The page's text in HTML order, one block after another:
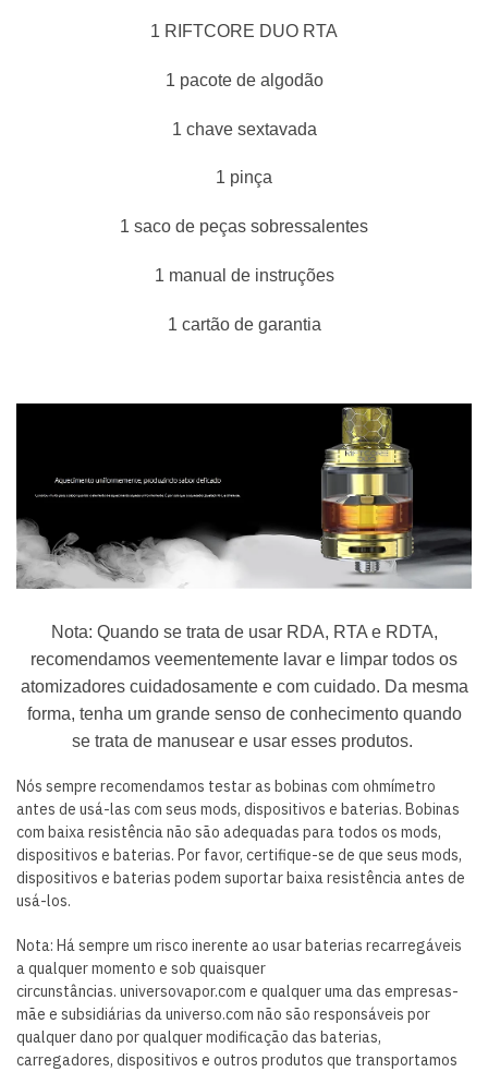
1 RIFTCORE DUO RTA
1 pacote de algodão
1 chave sextavada
1 pinça
1 saco de peças sobressalentes
1 manual de instruções
1 cartão de garantia
Nota: Quando se trata de usar RDA, RTA e RDTA,
recomendamos veementemente lavar e limpar todos os
atomizadores cuidadosamente e com cuidado. Da mesma
forma, tenha um grande senso de conhecimento quando
se trata de manusear e usar esses produtos.
Nós sempre recomendamos testar as bobinas com ohmímetro
antes de usá-las com seus mods, dispositivos e baterias. Bobinas
com baixa resistência não são adequadas para todos os mods,
dispositivos e baterias. Por favor, certifique-se de que seus mods,
dispositivos e baterias podem suportar baixa resistência antes de
usá-los.
Nota: Há sempre um risco inerente ao usar baterias recarregáveis ​​
a qualquer momento e sob quaisquer
circunstâncias. universovapor.com e qualquer uma das empresas-
mãe e subsidiárias da universo.com não são responsáveis ​​por
qualquer dano por qualquer modificação das baterias,
carregadores, dispositivos e outros produtos que transportamos